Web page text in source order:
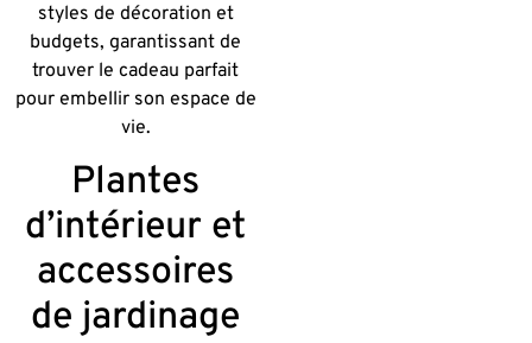
styles de décoration et
budgets, garantissant de
trouver le cadeau parfait
pour embellir son espace de
vie.
Plantes
d’intérieur et
accessoires
de jardinage